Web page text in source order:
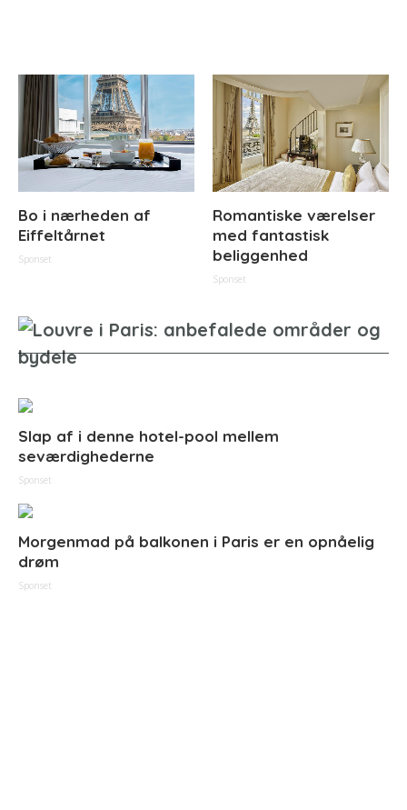
Bo i nærheden af
Eiffeltårnet
Sponset
Romantiske værelser
med fantastisk
beliggenhed
Sponset
Slap af i denne hotel-pool mellem
seværdighederne
Sponset
Morgenmad på balkonen i Paris er en opnåelig
drøm
Sponset